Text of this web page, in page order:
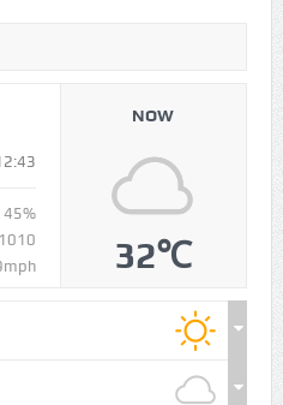
45%
1010
NOW
32℃